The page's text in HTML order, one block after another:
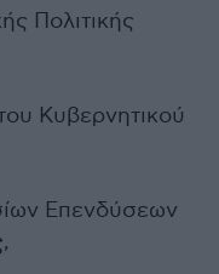
Πολιτικής
Κυβερνητικού
Επενδύσεων
,